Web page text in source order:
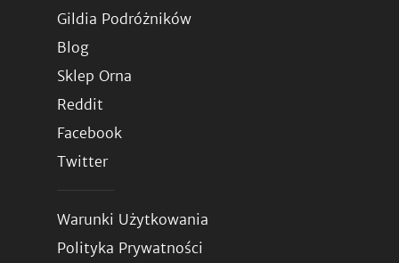
Gildia Podróżników
Blog
Sklep Orna
Reddit
Facebook
Twitter
Warunki Użytkowania
Polityka Prywatności